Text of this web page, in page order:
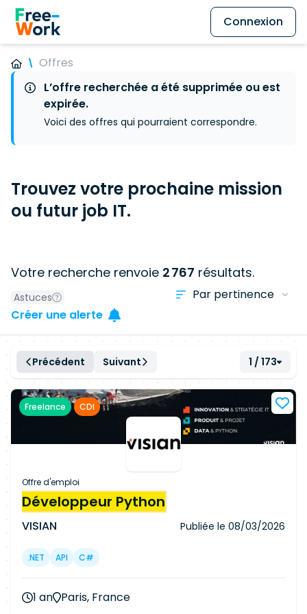
Connexion
Offres
L’offre recherchée a été supprimée ou est
expirée.
Voici des offres qui pourraient correspondre.
Trouvez votre prochaine mission
ou futur job IT.
Votre recherche renvoie 2 767 résultats.
Astuces
Créer une alerte
Précédent Suivant 1 / 173
Freelance CDI
Offre d'emploi
Développeur Python
VISIAN Publiée le 08/03/2026
.NET API C#
1 an Paris, France